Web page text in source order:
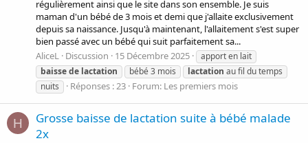
régulièrement ainsi que le site dans son ensemble. Je suis
maman d'un bébé de 3 mois et demi que j'allaite exclusivement
depuis sa naissance. Jusqu'à maintenant, l'allaitement s'est super
bien passé avec un bébé qui suit parfaitement sa...
AliceL Discussion 15 Décembre 2025
apport en lait
baissede lactation bébé 3 mois lactation au fil du temps
nuits
Réponses : 23 Forum: Les premiers mois
H
Grosse baisse de lactation suite à bébé malade
2x